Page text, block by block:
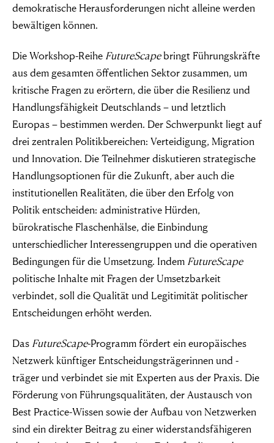
demokratische Herausforderungen nicht alleine werden
bewältigen können.
Die Workshop-Reihe FutureScapebringt Führungskräfte
aus dem gesamten öffentlichen Sektor zusammen, um
kritische Fragen zu erörtern, die über die Resilienz und
Handlungsfähigkeit Deutschlands – und letztlich
Europas – bestimmen werden. Der Schwerpunkt liegt auf
drei zentralen Politikbereichen: Verteidigung, Migration
und Innovation. Die Teilnehmer diskutieren strategische
Handlungsoptionen für die Zukunft, aber auch die
institutionellen Realitäten, die über den Erfolg von
Politik entscheiden: administrative Hürden,
bürokratische Flaschenhälse, die Einbindung
unterschiedlicher Interessengruppen und die operativen
Bedingungen für die Umsetzung. Indem FutureScape
politische Inhalte mit Fragen der Umsetzbarkeit
verbindet, soll die Qualität und Legitimität politischer
Entscheidungen erhöht werden.
Das FutureScape-Programm fördert ein europäisches
Netzwerk künftiger Entscheidungsträgerinnen und -
träger und verbindet sie mit Experten aus der Praxis. Die
Förderung von Führungsqualitäten, der Austausch von
Best Practice-Wissen sowie der Aufbau von Netzwerken
sind ein direkter Beitrag zu einer widerstandsfähigeren